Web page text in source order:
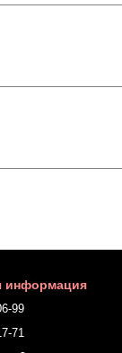
информация
99
71